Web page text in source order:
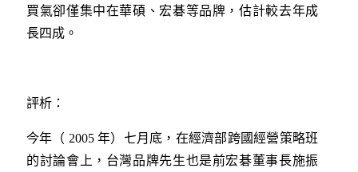
買氣卻僅集中在華碩、宏碁等品牌，估計較去年成
長四成。
評析：
今年（ 2005 年）七月底，在經濟部跨國經營策略班
的討論會上，台灣品牌先生也是前宏碁董事長施振